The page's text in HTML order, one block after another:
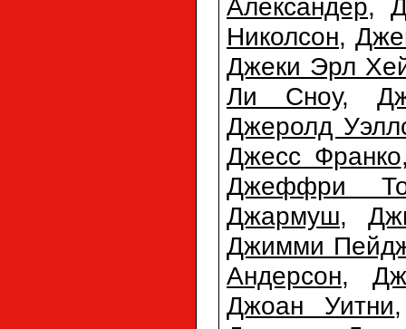
Александер,
Николсон,
Джеки Эрл
Ли Сноу,
Джеролд
Джесс Франко
Джеффри
Джармуш,
Джимми
Андерсон,
Джоан Уитни